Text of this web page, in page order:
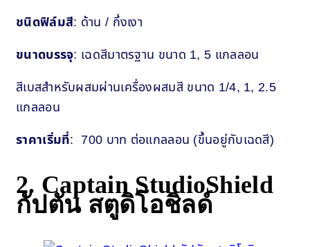
ชนิดฟิล์มสี: ด้าน / กึ่งเงา
ขนาดบรรจุ: เฉดสีมาตรฐาน ขนาด 1, 5 แกลลอน
สีเบสสำหรับผสมผ่านเครื่องผสมสี ขนาด 1/4, 1, 2.5
แกลลอน
ราคาเริ่มที่: 700 บาท ต่อแกลลอน (ขึ้นอยู่กับเฉดสี)
2. Captain StudioShield
กัปตัน สตูดิโอชิลด์